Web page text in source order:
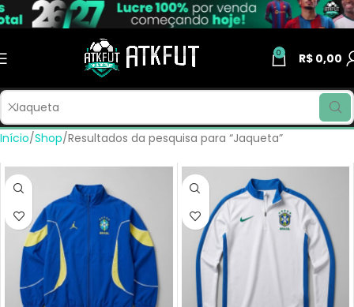
0 R$ 0,00
Início Shop Resultados da pesquisa para “Jaqueta”